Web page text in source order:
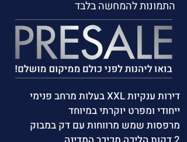
התמונות להמחשה בלבד
דירות ענקיות XXL בעלות מרחב פנימי
ייחודי ומפרט יוקרתי במיוחד
מרפסות שמש מרווחות עם דק במבוק